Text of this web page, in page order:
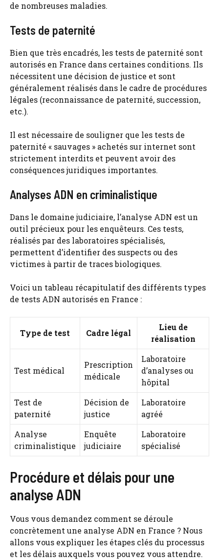
de nombreuses maladies.
Tests de paternité
Bien que très encadrés, les tests de paternité sont
autorisés en France dans certaines conditions. Ils
nécessitent une décision de justice et sont
généralement réalisés dans le cadre de procédures
légales (reconnaissance de paternité, succession,
etc.).
Il est nécessaire de souligner que les tests de
paternité « sauvages » achetés sur internet sont
strictement interdits et peuvent avoir des
conséquences juridiques importantes.
Analyses ADN en criminalistique
Dans le domaine judiciaire, l’analyse ADN est un
outil précieux pour les enquêteurs. Ces tests,
réalisés par des laboratoires spécialisés,
permettent d’identifier des suspects ou des
victimes à partir de traces biologiques.
Voici un tableau récapitulatif des différents types
de tests ADN autorisés en France :
Type de test Cadre légal
Lieu de
réalisation
Test médical
Prescription
médicale
Laboratoire
d’analyses ou
hôpital
Test de
paternité
Décision de
justice
Laboratoire
agréé
Analyse
criminalistique
Enquête
judiciaire
Laboratoire
spécialisé
Procédure et délais pour une
analyse ADN
Vous vous demandez comment se déroule
concrètement une analyse ADN en France ? Nous
allons vous expliquer les étapes clés du processus
et les délais auxquels vous pouvez vous attendre.